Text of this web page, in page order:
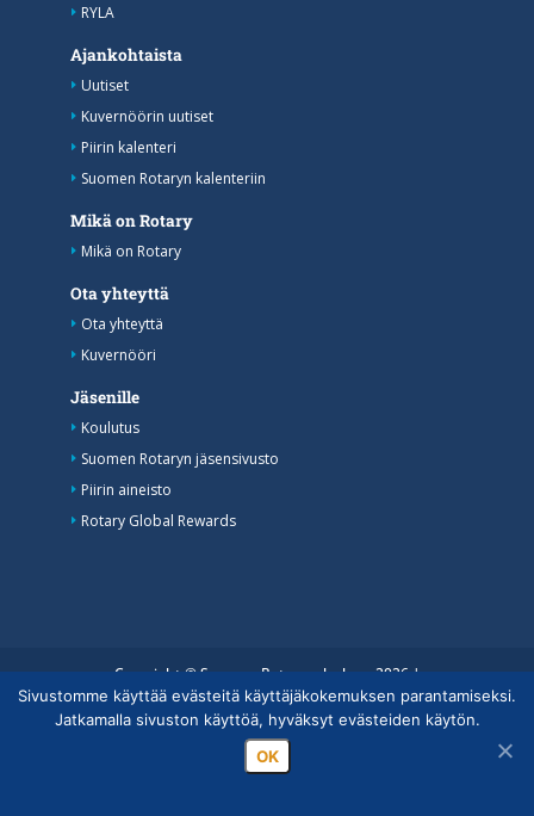
RYLA
Ajankohtaista
Uutiset
Kuvernöörin uutiset
Piirin kalenteri
Suomen Rotaryn kalenteriin
Mikä on Rotary
Mikä on Rotary
Ota yhteyttä
Ota yhteyttä
Kuvernööri
Jäsenille
Koulutus
Suomen Rotaryn jäsensivusto
Piirin aineisto
Rotary Global Rewards
Copyright © Suomen Rotarypalvelu ry 2026 |
Jäsentietojärjestelmän tietosuojaseloste|Henkilötietojen
käsittely Rotarytoiminnassa
Sivustomme käyttää evästeitä käyttäjäkokemuksen parantamiseksi.
Jatkamalla sivuston käyttöä, hyväksyt evästeiden käytön.
OK